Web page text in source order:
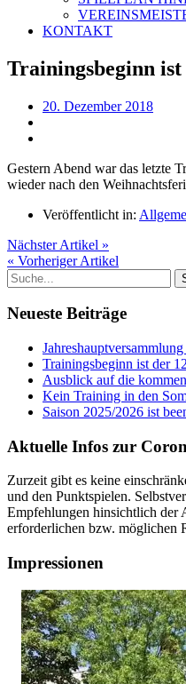
KONTAKT
Trainingsbeginn
20. Dezember 2018
Gestern Abend war das letzte
wieder nach den
Veröffentlicht in:
Nächster Artikel »
« Vorheriger Artikel
Neueste Beiträge
Trainingsbeginn ist der
Ausblick auf die
Kein Training in den
Saison 2025/2026 ist
Aktuelle Infos zur
Zurzeit gibt es keine
und den Punktspielen.
Empfehlungen hinsichtlich der
erforderlichen bzw. möglichen
Impressionen